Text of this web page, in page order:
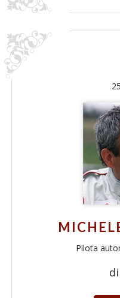
Pilota